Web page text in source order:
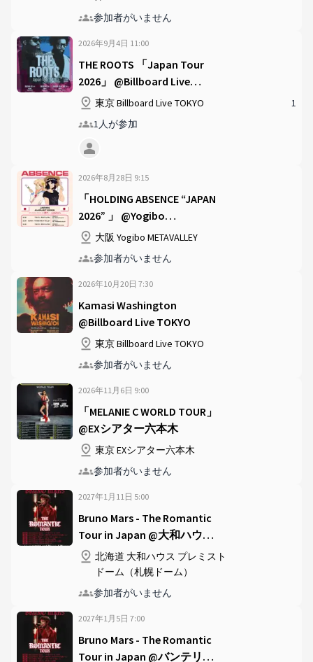
参加者がいません
2026年9月4日 11:00
THE ROOTS 「Japan Tour
2026」 @Billboard Live
TOKYO
東京 Billboard Live TOKYO
1
1人が参加
2026年8月28日 9:15
「HOLDING ABSENCE “JAPAN
2026” 」 @Yogibo
METAVALLEY大阪 Yogibo METAVALLEY
参加者がいません
2026年10月20日 7:30
Kamasi Washington
@Billboard Live TOKYO
東京 Billboard Live TOKYO
参加者がいません
2026年11月6日 9:00
「MELANIE C WORLD TOUR」
@EXシアター六本木
東京 EXシアター六本木
参加者がいません
2027年1月11日 5:00
Bruno Mars - The Romantic
Tour in Japan @大和ハウス
プレミストドーム（札幌ド
ーム）
北海道 大和ハウス プレミスト
ドーム（札幌ドーム）
参加者がいません
2027年1月5日 7:00
Bruno Mars - The Romantic
Tour in Japan @バンテリン